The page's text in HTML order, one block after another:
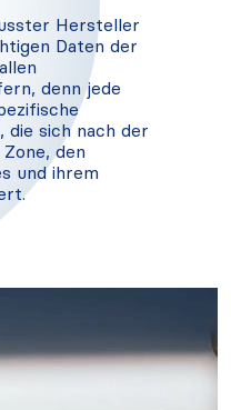
Hersteller
Daten der
denn jede
die sich nach der
den
und ihrem